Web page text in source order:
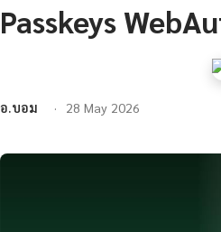
Passkeys
อ.บอม 28 May 2026